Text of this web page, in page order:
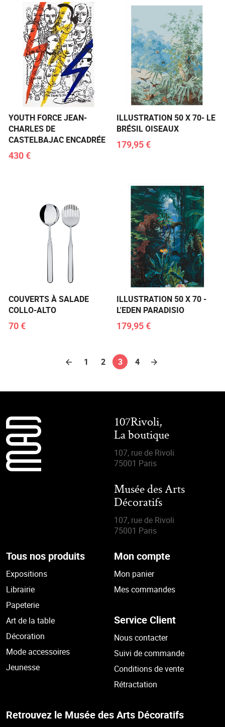
YOUTH FORCE JEAN-
CHARLES DE
CASTELBAJAC ENCADRÉE
430 €
ILLUSTRATION 50 X 70- LE
BRÉSIL OISEAUX
179,95 €
COUVERTS À SALADE
COLLO-ALTO
70 €
ILLUSTRATION 50 X 70 -
L'EDEN PARADISIO
179,95 €
1 2 3 4
107Rivoli,
La boutique
107, rue de Rivoli
75001 Paris
Musée des Arts
Décoratifs
107, rue de Rivoli
75001 Paris
Tous nos produits
Expositions
Librairie
Papeterie
Art de la table
Décoration
Mode accessoires
Jeunesse
Mon compte
Mon panier
Mes commandes
Service Client
Nous contacter
Suivi de commande
Conditions de vente
Rétractation
Retrouvez le Musée des Arts Décoratifs